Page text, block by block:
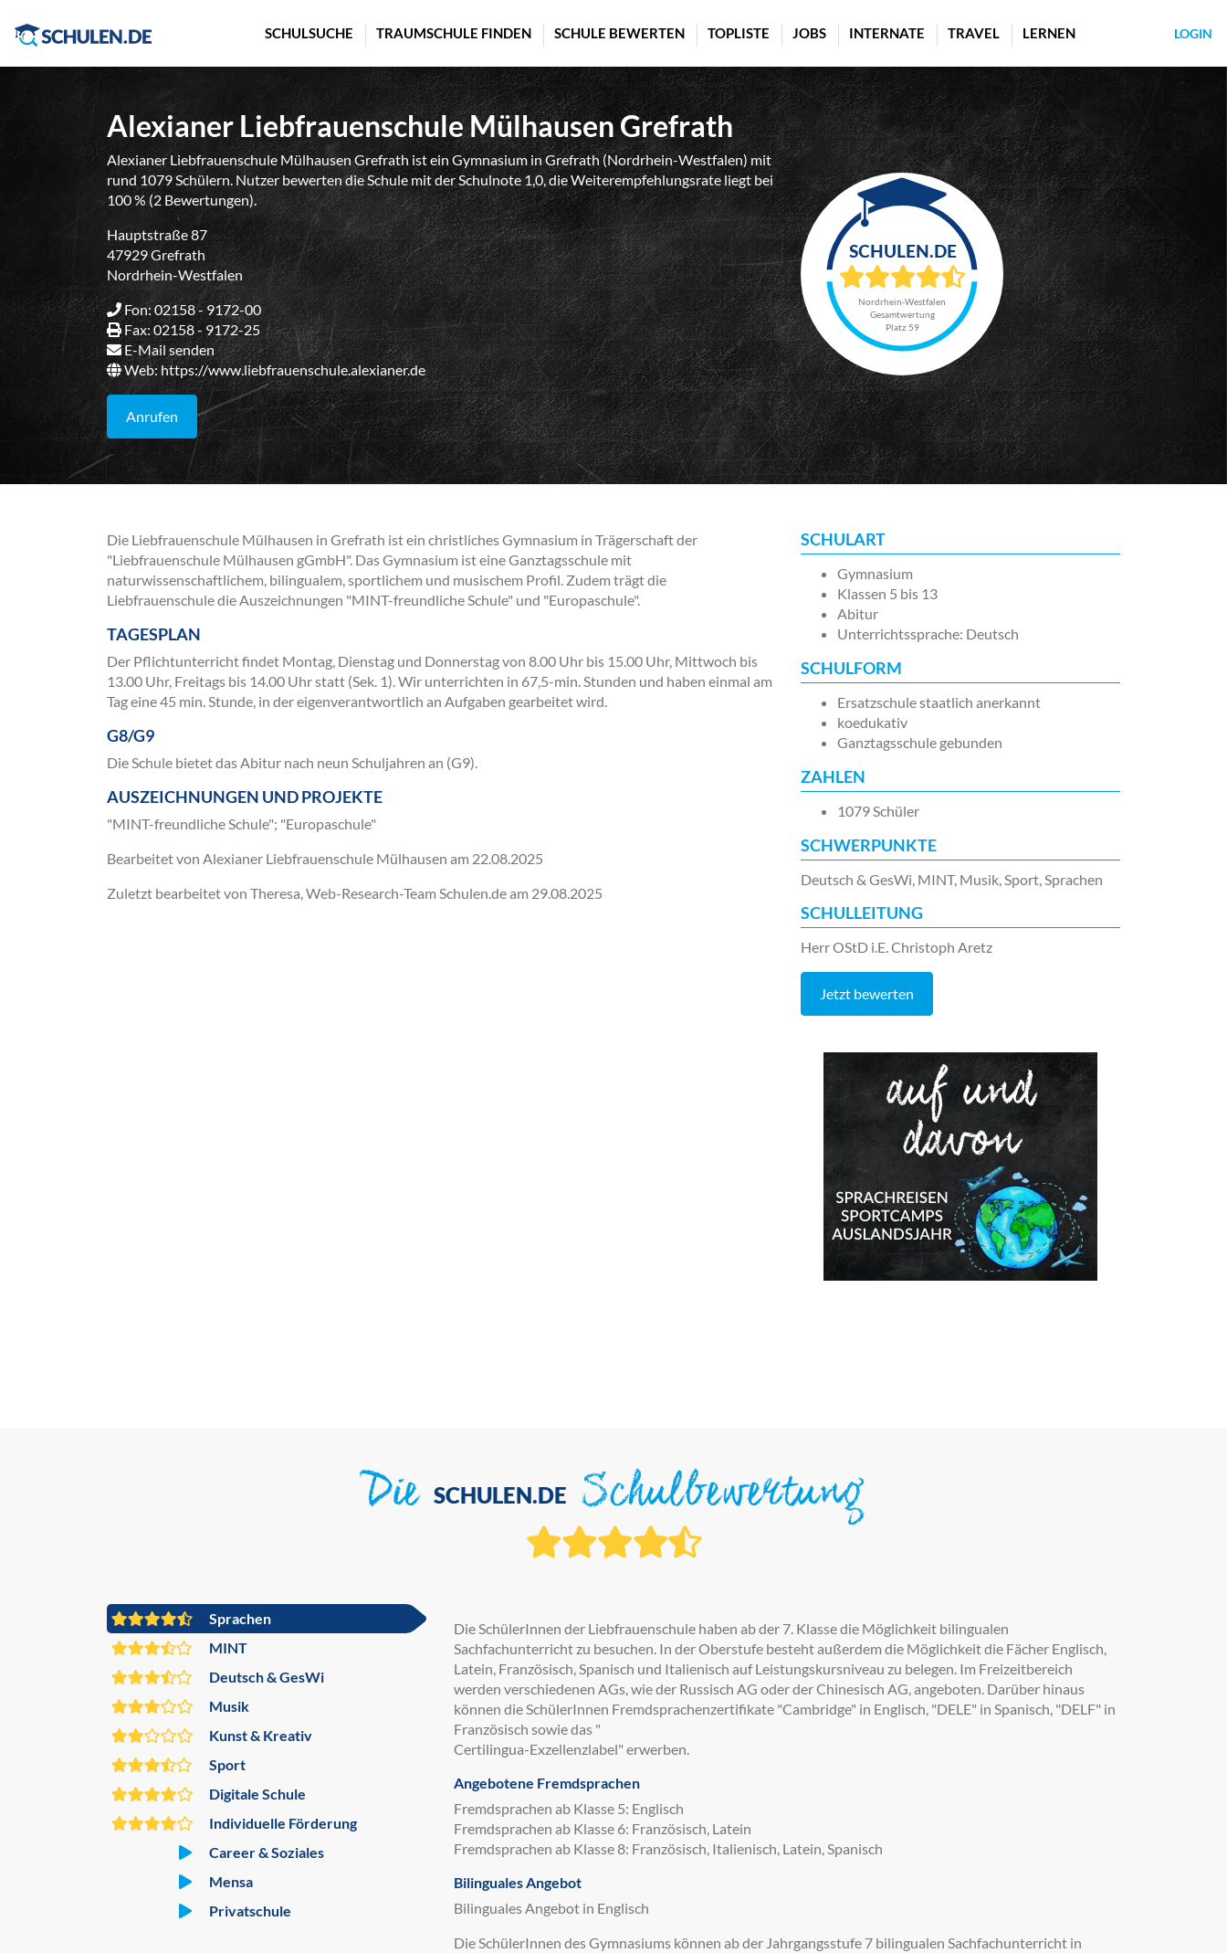
SCHULSUCHE TRAUMSCHULE FINDEN SCHULE BEWERTEN TOPLISTE JOBS INTERNATE TRAVEL LERNEN LOGIN
Alexianer Liebfrauenschule Mülhausen Grefrath
Alexianer Liebfrauenschule Mülhausen Grefrath ist ein Gymnasium in Grefrath (Nordrhein-Westfalen) mit
rund 1079 Schülern. Nutzer bewerten die Schule mit der Schulnote 1,0, die Weiterempfehlungsrate liegt bei
100 % (2 Bewertungen).
Hauptstraße 87
47929 Grefrath
Nordrhein-Westfalen
Fon: 02158 - 9172-00
Fax: 02158 - 9172-25
E-Mail senden
Web:https://www.liebfrauenschule.alexianer.de
Anrufen
Nordrhein-Westfalen
Gesamtwertung
Platz 59
Die Liebfrauenschule Mülhausen in Grefrath ist ein christliches Gymnasium in Trägerschaft der
"Liebfrauenschule Mülhausen gGmbH". Das Gymnasium ist eine Ganztagsschule mit
naturwissenschaftlichem, bilingualem, sportlichem und musischem Profil. Zudem trägt die
Liebfrauenschule die Auszeichnungen "MINT-freundliche Schule" und "Europaschule".
TAGESPLAN
Der Pflichtunterricht findet Montag, Dienstag und Donnerstag von 8.00 Uhr bis 15.00 Uhr, Mittwoch bis
13.00 Uhr, Freitags bis 14.00 Uhr statt (Sek. 1). Wir unterrichten in 67,5-min. Stunden und haben einmal am
Tag eine 45 min. Stunde, in der eigenverantwortlich an Aufgaben gearbeitet wird.
G8/G9
Die Schule bietet das Abitur nach neun Schuljahren an (G9).
AUSZEICHNUNGEN UND PROJEKTE
"MINT-freundliche Schule"; "Europaschule"
Bearbeitet von Alexianer Liebfrauenschule Mülhausen am 22.08.2025
Zuletzt bearbeitet von Theresa, Web-Research-Team Schulen.de am 29.08.2025
SCHULART
Gymnasium
Klassen 5 bis 13
Abitur
Unterrichtssprache: Deutsch
SCHULFORM
Ersatzschule staatlich anerkannt
koedukativ
Ganztagsschule gebunden
ZAHLEN
1079 Schüler
SCHWERPUNKTE
Deutsch & GesWi, MINT, Musik, Sport, Sprachen
SCHULLEITUNG
Herr OStD i.E. Christoph Aretz
Jetzt bewerten
Die SCHULEN.DE Schulbewertung
Sprachen
MINT
Deutsch & GesWi
Musik
Kunst & Kreativ
Sport
Digitale Schule
Individuelle Förderung
Career & Soziales
Mensa
Privatschule
Die SchülerInnen der Liebfrauenschule haben ab der 7. Klasse die Möglichkeit bilingualen
Sachfachunterricht zu besuchen. In der Oberstufe besteht außerdem die Möglichkeit die Fächer Englisch,
Latein, Französisch, Spanisch und Italienisch auf Leistungskursniveau zu belegen. Im Freizeitbereich
werden verschiedenen AGs, wie der Russisch AG oder der Chinesisch AG, angeboten. Darüber hinaus
können die SchülerInnen Fremdsprachenzertifikate "Cambridge" in Englisch, "DELE" in Spanisch, "DELF" in
Französisch sowie das "
Certilingua-Exzellenzlabel" erwerben.
Angebotene Fremdsprachen
Fremdsprachen ab Klasse 5: Englisch
Fremdsprachen ab Klasse 6: Französisch, Latein
Fremdsprachen ab Klasse 8: Französisch, Italienisch, Latein, Spanisch
Bilinguales Angebot
Bilinguales Angebot in Englisch
Die SchülerInnen des Gymnasiums können ab der Jahrgangsstufe 7 bilingualen Sachfachunterricht in